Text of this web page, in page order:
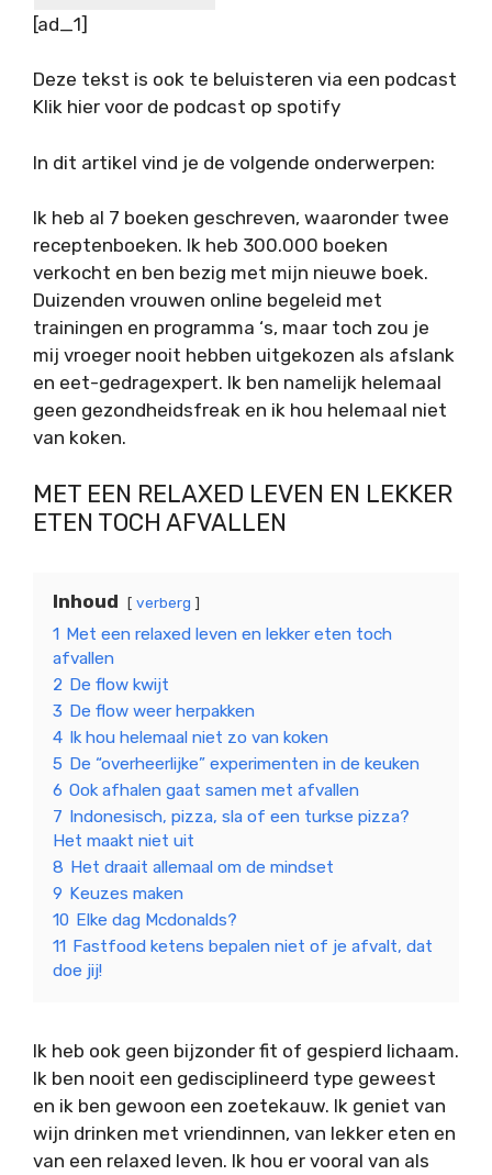
[ad_1]
Deze tekst is ook te beluisteren via een podcast
Klik hier voor de podcast op spotify
In dit artikel vind je de volgende onderwerpen:
Ik heb al 7 boeken geschreven, waaronder twee
receptenboeken. Ik heb 300.000 boeken
verkocht en ben bezig met mijn nieuwe boek.
Duizenden vrouwen online begeleid met
trainingen en programma ‘s, maar toch zou je
mij vroeger nooit hebben uitgekozen als afslank
en eet-gedragexpert. Ik ben namelijk helemaal
geen gezondheidsfreak en ik hou helemaal niet
van koken.
MET EEN RELAXED LEVEN EN LEKKER
ETEN TOCH AFVALLEN
Inhoud verberg
1 Met een relaxed leven en lekker eten toch
afvallen
2 De flow kwijt
3 De flow weer herpakken
4 Ik hou helemaal niet zo van koken
5 De “overheerlijke” experimenten in de keuken
6 Ook afhalen gaat samen met afvallen
7 Indonesisch, pizza, sla of een turkse pizza?
Het maakt niet uit
8 Het draait allemaal om de mindset
9 Keuzes maken
10 Elke dag Mcdonalds?
11 Fastfood ketens bepalen niet of je afvalt, dat
doe jij!
Ik heb ook geen bijzonder fit of gespierd lichaam.
Ik ben nooit een gedisciplineerd type geweest
en ik ben gewoon een zoetekauw. Ik geniet van
wijn drinken met vriendinnen, van lekker eten en
van een relaxed leven. Ik hou er vooral van als